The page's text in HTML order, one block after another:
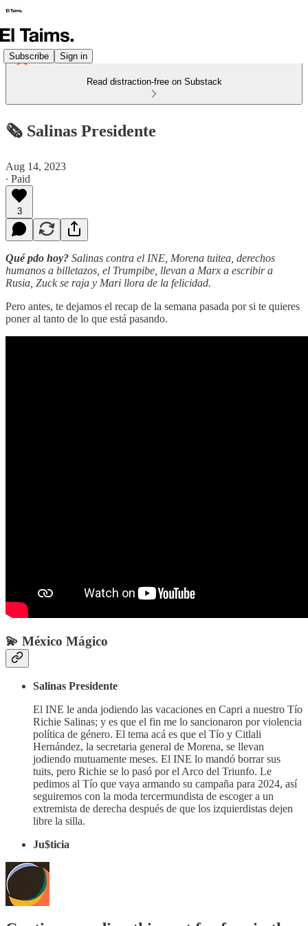
Subscribe Sign in
Read distraction-free on Substack
🗞️ Salinas Presidente
Aug 14, 2023
∙ Paid
3
Qué pdo hoy? Salinas contra el INE, Morena tuitea, derechos
humanos a billetazos, el Trumpibe, llevan a Marx a escribir a
Rusia, Zuck se raja y Mari llora de la felicidad.
Pero antes, te dejamos el recap de la semana pasada por si te quieres
poner al tanto de lo que está pasando.
💫 México Mágico
Salinas Presidente
El INE le anda jodiendo las vacaciones en Capri a nuestro Tío
Richie Salinas; y es que el fin me lo sancionaron por violencia
política de género. El tema acá es que el Tío y Citlali
Hernández, la secretaria general de Morena, se llevan
jodiendo mutuamente meses. El INE lo mandó borrar sus
tuits, pero Richie se lo pasó por el Arco del Triunfo. Le
pedimos al Tío que vaya armando su campaña para 2024, así
seguiremos con la moda tercermundista de escoger a un
extremista de derecha después de que los izquierdistas dejen
libre la silla.
Ju$ticia